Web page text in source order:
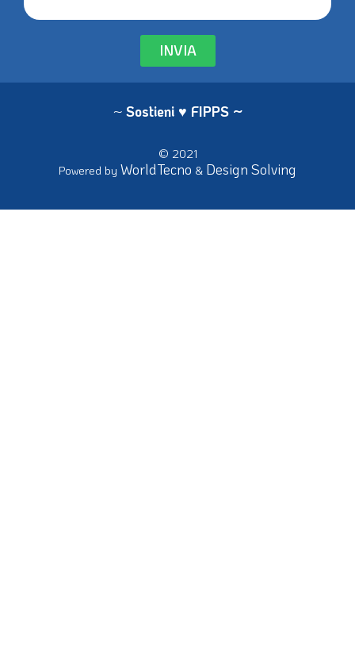
INVIA
~ Sostieni ♥ FIPPS ~
© 2021
Powered by WorldTecno & Design Solving